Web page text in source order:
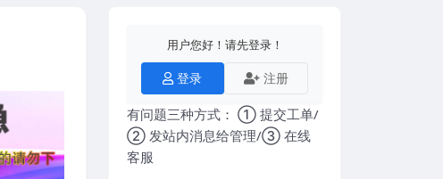
用户您好！请先登录！
登录 注册
有问题三种方式： ① 提交工单/
② 发站内消息给管理/③ 在线
客服